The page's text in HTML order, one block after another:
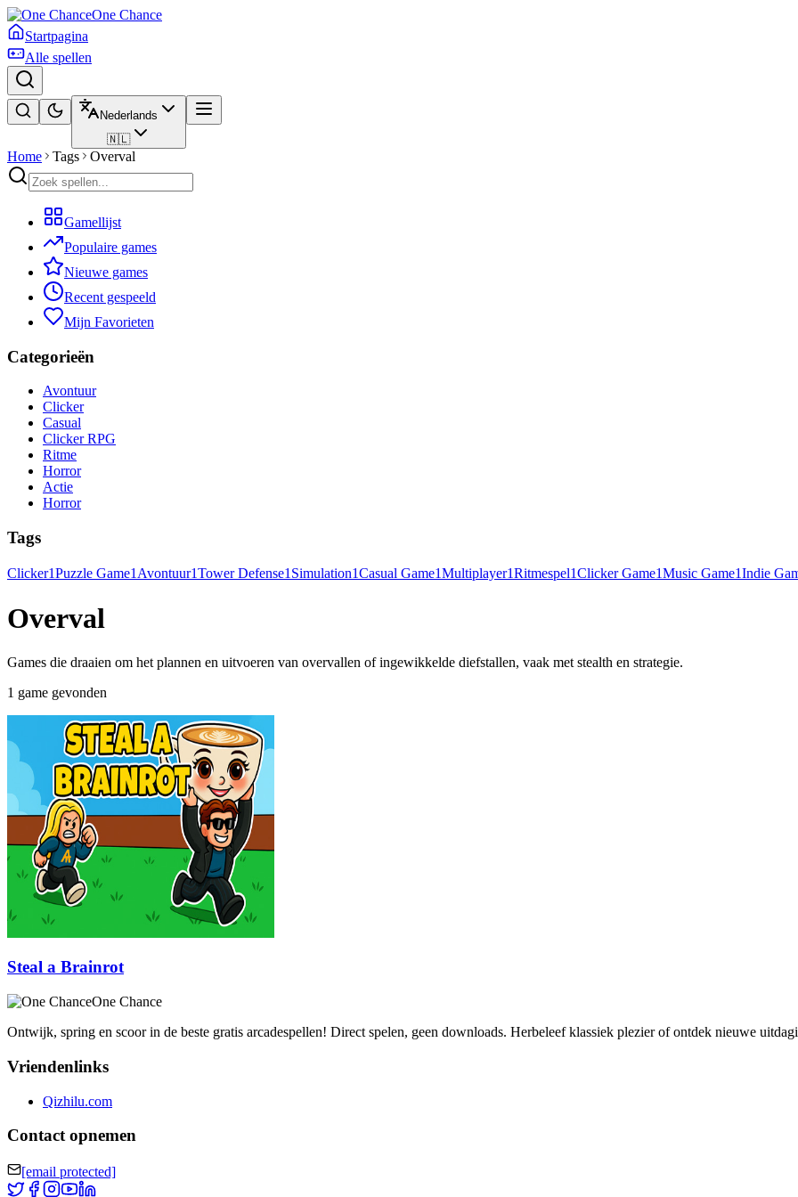
One Chance
Startpagina
Alle spellen
Nederlands
🇳🇱
Home Tags Overval
Gamellijst
Populaire games
Nieuwe games
Recent gespeeld
Mijn Favorieten
Categorieën
Avontuur
Clicker
Casual
Clicker RPG
Ritme
Horror
Actie
Horror
Tags
Clicker1Puzzle Game1 Avontuur1Tower Defense1 Simulation1Casual Game1Multiplayer1Ritmespel1Clicker Game1Music Game1Indie
Overval
Games die draaien om het plannen en uitvoeren van overvallen of ingewikkelde diefstallen, vaak met stealth en strategie.
1 game gevonden
Steal a Brainrot
One Chance
Ontwijk, spring en scoor in de beste gratis arcadespellen! Direct spelen, geen downloads. Herbeleef klassiek plezier of ontdek nieuwe
Vriendenlinks
Qizhilu.com
Contact opnemen
[email protected]